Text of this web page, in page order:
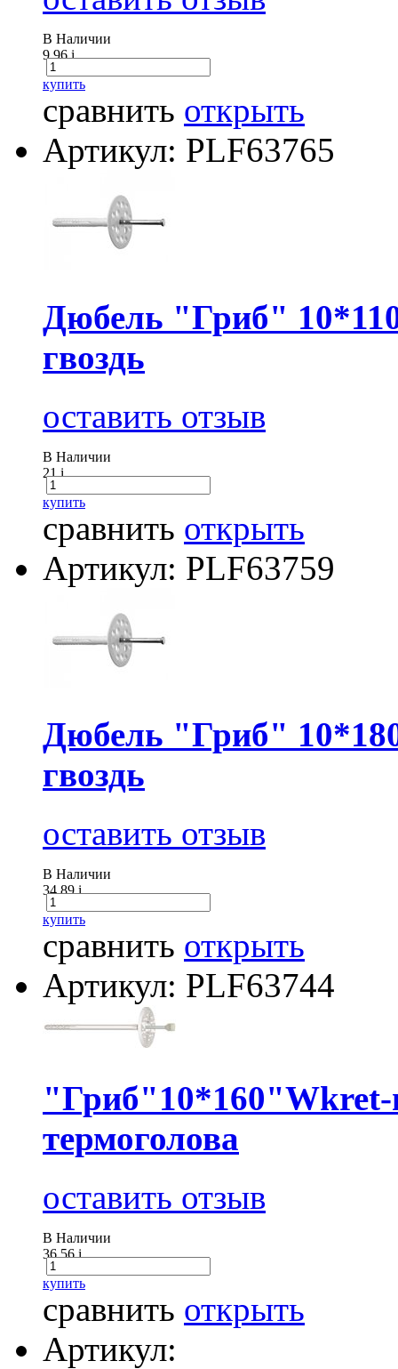
В Наличии
9.96i
купить
сравнить открыть
Артикул: PLF63765
Дюбель "Гриб"
гвоздь
оставить отзыв
В Наличии
21i
купить
сравнить открыть
Артикул: PLF63759
Дюбель "Гриб"
гвоздь
оставить отзыв
В Наличии
34.89i
купить
сравнить открыть
Артикул: PLF63744
"Гриб"10*160"Wkret-
термоголова
оставить отзыв
В Наличии
36.56i
купить
сравнить открыть
Артикул: